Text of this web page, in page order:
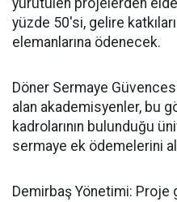
yürütülen projelerden
yüzde 50'si, gelire
elemanlarına ödenecek.
​Döner Sermaye
alan akademisyenler, bu
kadrolarının bulunduğu
sermaye ek ödemelerini
​Demirbaş Yönetimi: Proje